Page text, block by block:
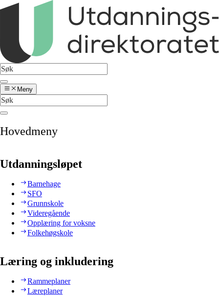
Meny
Hovedmeny
Utdanningsløpet
Barnehage
SFO
Grunnskole
Videregående
Opplæring for voksne
Folkehøgskole
Læring og inkludering
Rammeplaner
Læreplaner